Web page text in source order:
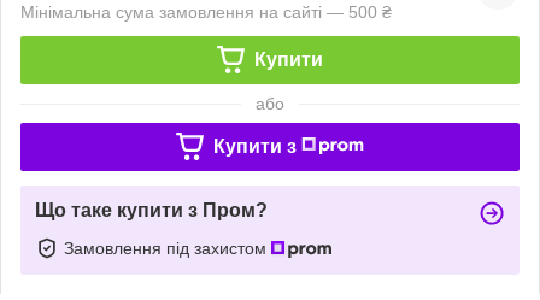
Мінімальна сума замовлення на сайті — 500 ₴
Купити
або
Купити з
Що таке купити з Пром?
Замовлення під захистом